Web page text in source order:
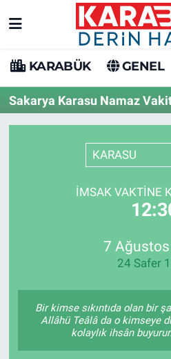
KARABÜK GENEL
Sakarya Karasu Namaz
KARASU
İMSAK VAKTINE
7
24 Safer
Bir kimse sıkıntıda olan bir
Allâhü Teâlâ da o kimseye
kolaylık ihsân
Karabük Hava Durumu
Karabük Trafik Yoğunluk
Süper Lig Puan Durumu
Tüm Manşetler